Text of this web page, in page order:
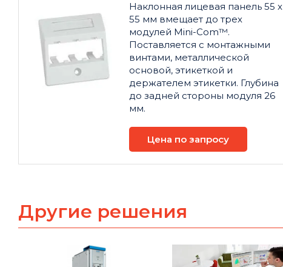
Наклонная лицевая панель 55 x
55 мм вмещает до трех
модулей Mini-Com™.
Поставляется с монтажными
винтами, металлической
основой, этикеткой и
держателем этикетки. Глубина
до задней стороны модуля 26
мм.
Цена по запросу
Другие решения